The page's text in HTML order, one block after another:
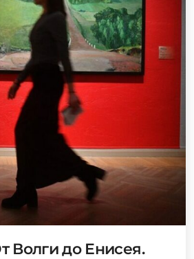
Волги до Енисея.